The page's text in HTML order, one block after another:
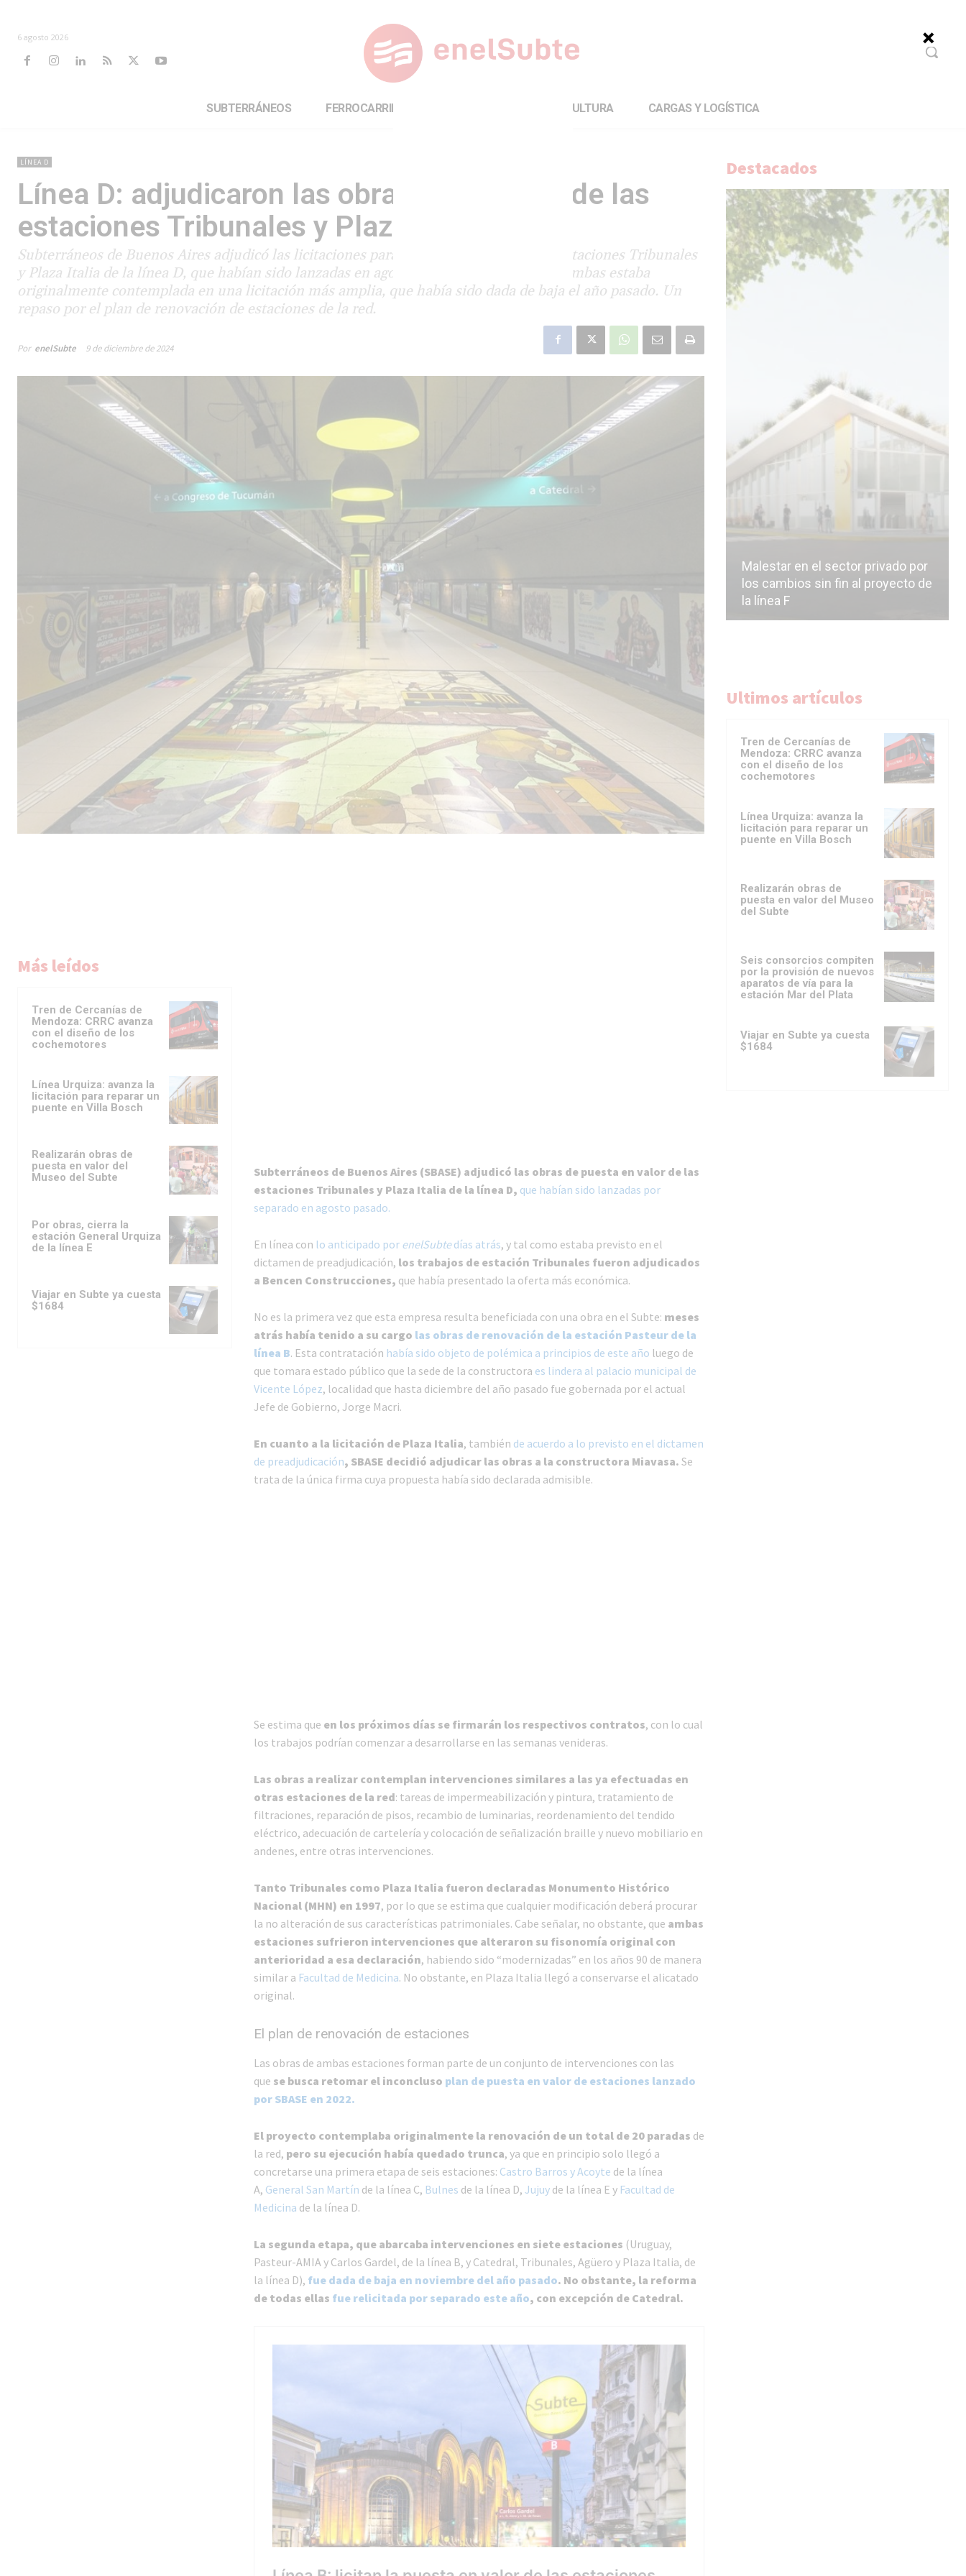
6 agosto 2026
SUBTERRÁNEOS FERROCARRILES CULTURA CARGAS Y LOGÍSTICA
LÍNEA D
Línea D: adjudicaron las obras de reforma de las
estaciones Tribunales y Plaza Italia
Subterráneos de Buenos Aires adjudicó las licitaciones para la puesta en valor de las estaciones Tribunales
y Plaza Italia de la línea D, que habían sido lanzadas en agosto pasado. La reforma de ambas estaba
originalmente contemplada en una licitación más amplia, que había sido dada de baja el año pasado. Un
repaso por el plan de renovación de estaciones de la red.
Por enelSubte 9 de diciembre de 2024
Más leídos
Tren de Cercanías de
Mendoza: CRRC avanza
con el diseño de los
cochemotores
Línea Urquiza: avanza la
licitación para reparar un
puente en Villa Bosch
Realizarán obras de
puesta en valor del
Museo del Subte
Por obras, cierra la
estación General Urquiza
de la línea E
Viajar en Subte ya cuesta
$1684
Subterráneos de Buenos Aires (SBASE) adjudicó las obras de puesta en valor de las
estaciones Tribunales y Plaza Italia de la línea D, que habían sido lanzadas por
separado en agosto pasado.
En línea con lo anticipado porenelSubtedías atrás, y tal como estaba previsto en el
dictamen de preadjudicación, los trabajos de estación Tribunales fueron adjudicados
a Bencen Construcciones, que había presentado la oferta más económica.
No es la primera vez que esta empresa resulta beneficiada con una obra en el Subte: meses
atrás había tenido a su cargo las obras de renovación de la estación Pasteur de la
línea B. Esta contratación había sido objeto de polémica a principios de este año luego de
que tomara estado público que la sede de la constructora es lindera al palacio municipal de
Vicente López, localidad que hasta diciembre del año pasado fue gobernada por el actual
Jefe de Gobierno, Jorge Macri.
En cuanto a la licitación de Plaza Italia, también de acuerdo a lo previsto en el dictamen
de preadjudicación, SBASE decidió adjudicar las obras a la constructora Miavasa. Se
trata de la única firma cuya propuesta había sido declarada admisible.
Se estima que en los próximos días se firmarán los respectivos contratos, con lo cual
los trabajos podrían comenzar a desarrollarse en las semanas venideras.
Las obras a realizar contemplan intervenciones similares a las ya efectuadas en
otras estaciones de la red: tareas de impermeabilización y pintura, tratamiento de
filtraciones, reparación de pisos, recambio de luminarias, reordenamiento del tendido
eléctrico, adecuación de cartelería y colocación de señalización braille y nuevo mobiliario en
andenes, entre otras intervenciones.
Tanto Tribunales como Plaza Italia fueron declaradas Monumento Histórico
Nacional (MHN) en 1997, por lo que se estima que cualquier modificación deberá procurar
la no alteración de sus características patrimoniales. Cabe señalar, no obstante, que ambas
estaciones sufrieron intervenciones que alteraron su fisonomía original con
anterioridad a esa declaración, habiendo sido “modernizadas” en los años 90 de manera
similar a Facultad de Medicina. No obstante, en Plaza Italia llegó a conservarse el alicatado
original.
El plan de renovación de estaciones
Las obras de ambas estaciones forman parte de un conjunto de intervenciones con las
que se busca retomar el inconcluso plan de puesta en valor de estaciones lanzado
por SBASE en 2022.
El proyecto contemplaba originalmente la renovación de un total de 20 paradas de
la red, pero su ejecución había quedado trunca, ya que en principio solo llegó a
concretarse una primera etapa de seis estaciones: Castro Barros y Acoyte de la línea
A, General San Martín de la línea C, Bulnes de la línea D, Jujuyde la línea E yFacultad de
Medicina de la línea D.
La segunda etapa, que abarcaba intervenciones en siete estaciones (Uruguay,
Pasteur-AMIA y Carlos Gardel, de la línea B, y Catedral, Tribunales, Agüero y Plaza Italia, de
la línea D), fue dada de baja en noviembre del año pasado. No obstante, la reforma
de todas ellas fue relicitada por separado este año, con excepción de Catedral.
Destacados
Malestar en el sector privado por
los cambios sin fin al proyecto de
la línea F
Ultimos artículos
Tren de Cercanías de
Mendoza: CRRC avanza
con el diseño de los
cochemotores
Línea Urquiza: avanza la
licitación para reparar un
puente en Villa Bosch
Realizarán obras de
puesta en valor del Museo
del Subte
Seis consorcios compiten
por la provisión de nuevos
aparatos de vía para la
estación Mar del Plata
Viajar en Subte ya cuesta
$1684